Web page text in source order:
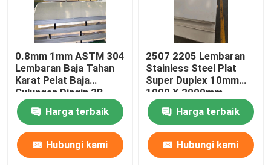
Plat Baja Galvanis
Lapisan baja atap
Koil Baja Galvanis
Lembaran Baja Tahan Karat 316L
0.8mm 1mm ASTM 304
Lembaran Baja Tahan
Karat Pelat Baja
Gulungan Dingin 2B
Selesai Sus321
Harga terbaik
Hubungi kami
2507 2205 Lembaran
Stainless Steel Plat
Super Duplex 10mm
1000 X 2000mm
Harga terbaik
Hubungi kami